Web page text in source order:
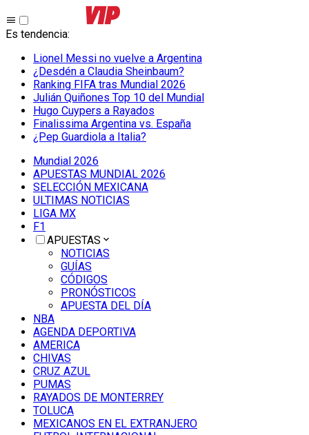
Es tendencia:
Lionel Messi no vuelve a Argentina
¿Desdén a Claudia Sheinbaum?
Ranking FIFA tras Mundial 2026
Julián Quiñones Top 10 del Mundial
Hugo Cuypers a Rayados
Finalissima Argentina vs. España
¿Pep Guardiola a Italia?
Mundial 2026
APUESTAS MUNDIAL 2026
SELECCIÓN MEXICANA
ULTIMAS NOTICIAS
LIGA MX
F1
APUESTAS
NOTICIAS
GUÍAS
CÓDIGOS
PRONÓSTICOS
APUESTA DEL DÍA
NBA
AGENDA DEPORTIVA
AMERICA
CHIVAS
CRUZ AZUL
PUMAS
RAYADOS DE MONTERREY
TOLUCA
MEXICANOS EN EL EXTRANJERO